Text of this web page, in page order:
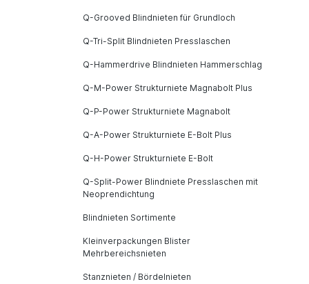
Q-Grooved Blindnieten für Grundloch
Q-Tri-Split Blindnieten Presslaschen
Q-Hammerdrive Blindnieten Hammerschlag
Q-M-Power Strukturniete Magnabolt Plus
Q-P-Power Strukturniete Magnabolt
Q-A-Power Strukturniete E-Bolt Plus
Q-H-Power Strukturniete E-Bolt
Q-Split-Power Blindniete Presslaschen mit
Neoprendichtung
Blindnieten Sortimente
Kleinverpackungen Blister
Mehrbereichsnieten
Stanznieten / Bördelnieten